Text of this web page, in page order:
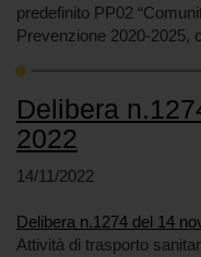
predefinito PP02
Prevenzione 2020-2025,
Delibera
2022
14/11/2022
Delibera n.1274 del 14
Attività di trasporto